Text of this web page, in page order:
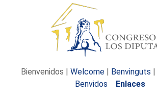
Bienvenidos | Welcome | Benvinguts |
Benvidos
Enlaces